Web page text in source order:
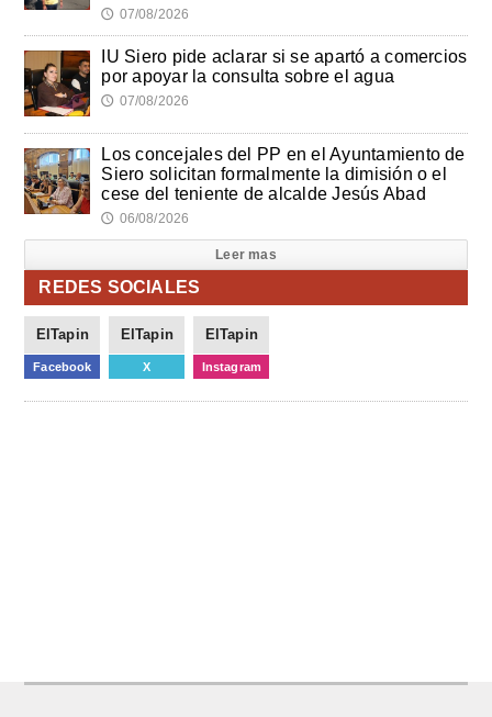
🕔 07/08/2026
IU Siero pide aclarar si se apartó a comercios
por apoyar la consulta sobre el agua
🕔 07/08/2026
Los concejales del PP en el Ayuntamiento de
Siero solicitan formalmente la dimisión o el
cese del teniente de alcalde Jesús Abad
🕔 06/08/2026
Leer mas
REDES SOCIALES
ElTapin
Facebook
ElTapin
X
ElTapin
Instagram